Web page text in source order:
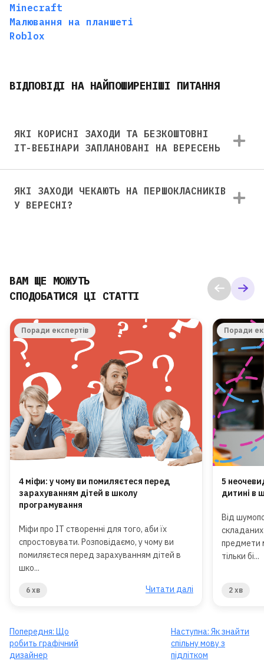
Minecraft
Малювання на планшеті
Roblox
ВІДПОВІДІ НА НАЙПОШИРЕНІШІ ПИТАННЯ
ЯКІ КОРИСНІ ЗАХОДИ ТА БЕЗКОШТОВНІ
ІТ-ВЕБІНАРИ ЗАПЛАНОВАНІ НА ВЕРЕСЕНЬ
ЯКІ ЗАХОДИ ЧЕКАЮТЬ НА ПЕРШОКЛАСНИКІВ
У ВЕРЕСНІ?
ВАМ ЩЕ МОЖУТЬ
СПОДОБАТИСЯ ЦІ СТАТТІ
Поради експертів
4 міфи: у чому ви помиляєтеся перед
зарахуванням дітей в школу
програмування
Міфи про IT створенні для того, аби їх
спростовувати. Розповідаємо, у чому ви
помиляєтеся перед зарахуванням дітей в
шко...
6 хв Читати далі
Поради
5
дитині в
Від
предмети
тільки бі...
2 хв
Попередня: Що
робить графічний
дизайнер
Наступна: Як знайти
спільну мову з
підлітком